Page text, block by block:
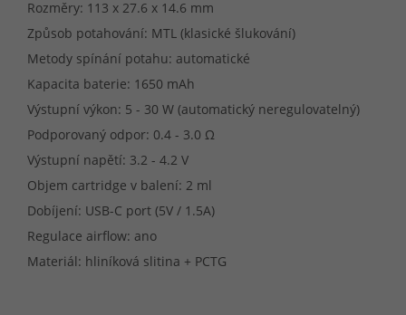
Rozměry: 113 x 27.6 x 14.6 mm
Způsob potahování: MTL (klasické šlukování)
Metody spínání potahu: automatické
Kapacita baterie: 1650 mAh
Výstupní výkon: 5 - 30 W (automatický neregulovatelný)
Podporovaný odpor: 0.4 - 3.0 Ω
Výstupní napětí: 3.2 - 4.2 V
Objem cartridge v balení: 2 ml
Dobíjení: USB-C port (5V / 1.5A)
Regulace airflow: ano
Materiál: hliníková slitina + PCTG